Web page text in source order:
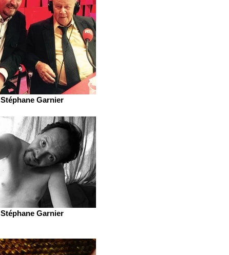
Stéphane Garnier
Stéphane Garnier